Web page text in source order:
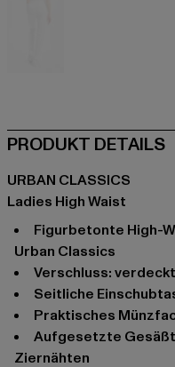
PRODUKT DETAILS
URBAN CLASSICS
Ladies High Waist
figurbetonte High-Waist-Jeans in Schwarz von
Urban Classics
Verschluss:
seitliche
praktisches
aufgesetzte Gesäßtaschen mit dekorativen
Ziernähten